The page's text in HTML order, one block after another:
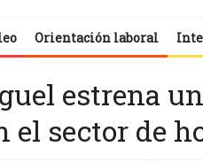
Orientación laboral
estrena
el sector de